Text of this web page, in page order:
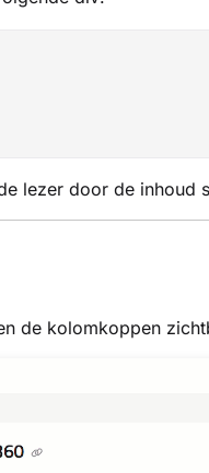
lezer door de inhoud
de kolomkoppen